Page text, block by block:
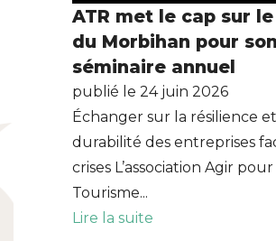
ATR met le cap sur
du Morbihan pour son
séminaire annuel
publié le 24 juin 2026
Échanger sur la résilience
durabilité des entreprises
crises L’association Agir
Tourisme...
Lire la suite